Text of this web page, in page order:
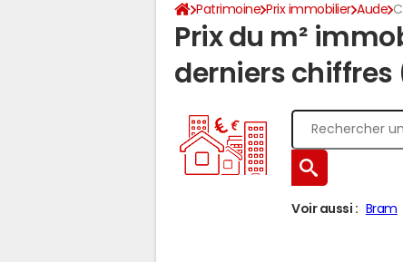
Patrimoine Prix immobilier Aude
Prix du m²
derniers chiffres
Voir aussi : Bram